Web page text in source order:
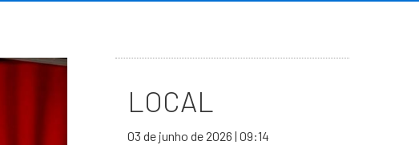
LOCAL
03 de junho de 2026 | 09:14